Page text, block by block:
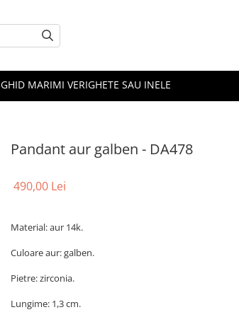
GHID MARIMI VERIGHETE SAU INELE
Pandant aur galben - DA478
490,00 Lei
Material: aur 14k.
Culoare aur: galben.
Pietre: zirconia.
Lungime: 1,3 cm.